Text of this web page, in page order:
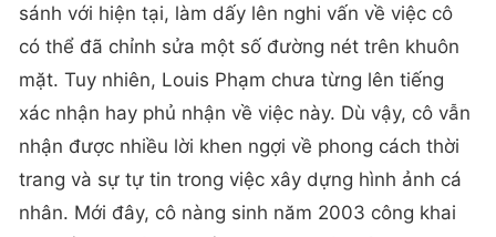
sánh với hiện tại, làm dấy lên nghi vấn về việc cô
có thể đã chỉnh sửa một số đường nét trên khuôn
mặt. Tuy nhiên, Louis Phạm chưa từng lên tiếng
xác nhận hay phủ nhận về việc này. Dù vậy, cô vẫn
nhận được nhiều lời khen ngợi về phong cách thời
trang và sự tự tin trong việc xây dựng hình ảnh cá
nhân. Mới đây, cô nàng sinh năm 2003 công khai